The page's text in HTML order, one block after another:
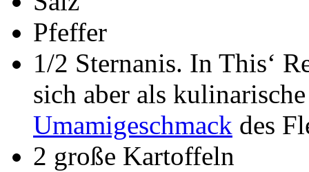
Pfeffer
1/2 Sternanis. In This‘
sich aber als
Umamigeschmack des
2 große Kartoffeln